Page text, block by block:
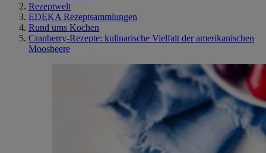
Rezeptwelt
EDEKA Rezeptsammlungen
Rund ums Kochen
Cranberry-Rezepte: kulinarische Vielfalt der amerikanischen
Moosbeere